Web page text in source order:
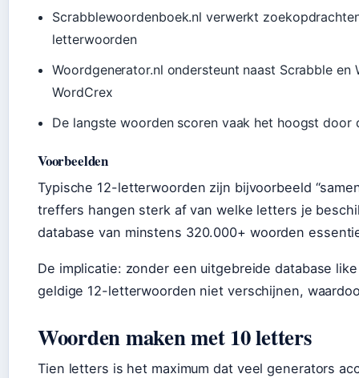
Scrabblewoordenboek.nl verwerkt
letterwoorden
Woordgenerator.nl ondersteunt naast Scrabble en
WordCrex
De langste woorden scoren vaak het hoogst door
Voorbeelden
Typische 12-letterwoorden zijn bijvoorbeeld
treffers hangen sterk af van welke letters je
database van minstens 320.000+ woorden
De implicatie: zonder een uitgebreide database
geldige 12-letterwoorden niet verschijnen,
Woorden maken met 10 letters
Tien letters is het maximum dat veel generators